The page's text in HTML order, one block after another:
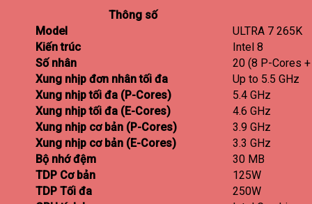
Thông số
Model
ULTRA 7 265K
Kiến trúc
Intel 8
Số nhân
20 (8 P-Cores
Xung nhịp đơn nhân tối đa
Up to 5.5 GHz
Xung nhịp tối đa (P-Cores)
5.4 GHz
Xung nhịp tối đa (E-Cores)
4.6 GHz
Xung nhịp cơ bản (P-Cores)
3.9 GHz
Xung nhịp cơ bản (E-Cores)
3.3 GHz
Bộ nhớ đệm
30 MB
TDP Cơ bản
125W
TDP Tối đa
250W